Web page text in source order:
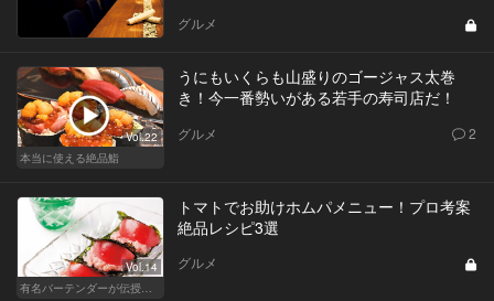
グルメ
Vol.22
本当に使える絶品鮨
うにもいくらも山盛りのゴージャス太巻
き！今一番勢いがある若手の寿司店だ！
グルメ 2
Vol.14
有名バーテンダーが伝授する簡単つまみレシピ
トマトでお助けホムパメニュー！プロ考案
絶品レシピ3選
グルメ